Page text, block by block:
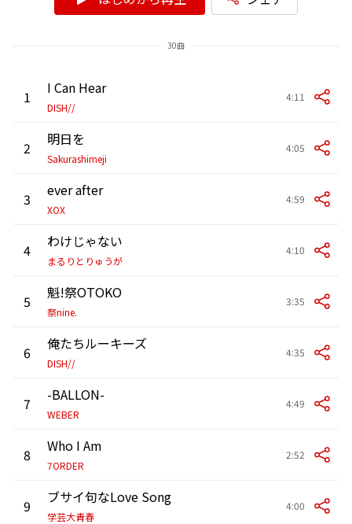
30曲
1 I Can Hear
DISH//
4:11
2 明日を
Sakurashimeji
4:05
3 ever after
XOX
4:59
4 わけじゃない
まるりとりゅうが
4:10
5 魁!祭OTOKO
祭nine.
3:35
6 俺たちルーキーズ
DISH//
4:35
7 -BALLON-
WEBER
4:49
8 Who I Am
7ORDER
2:52
9 ブサイ句なLove Song
学芸大青春
4:00